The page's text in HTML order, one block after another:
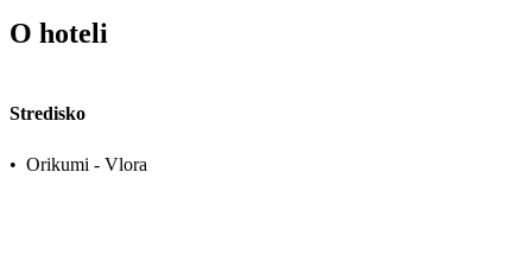
O hoteli
Stredisko
• Orikumi - Vlora